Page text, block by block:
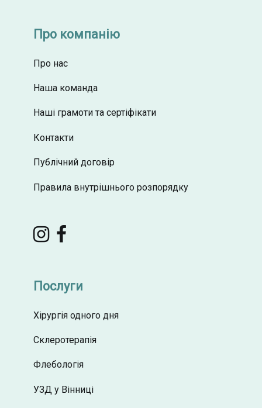
Про компанію
Про нас
Наша команда
Наші грамоти та сертіфікати
Контакти
Публічний договір
Правила внутрішнього розпорядку
Послуги
Хірургія одного дня
Склеротерапія
Флебологія
УЗД у Вінниці